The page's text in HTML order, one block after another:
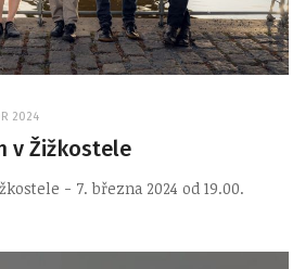
2024
v Žižkostele
- 7. března 2024 od 19.00.